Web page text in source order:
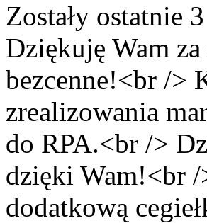
Zostały ostatnie
Dziękuję Wam
bezcenne!<br />
zrealizowania
do RPA.<br />
dzięki Wam!<br
dodatkową